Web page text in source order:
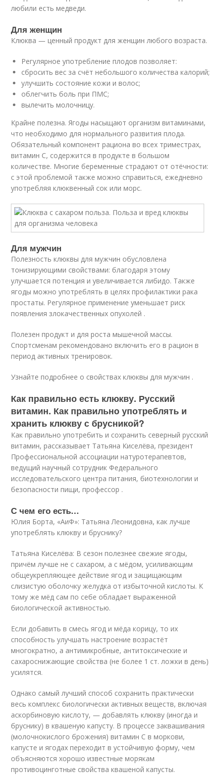
любили есть медведи.
Для женщин
Клюква — ценный продукт для женщин любого возраста.
Регулярное употребление плодов позволяет:
сбросить вес за счёт небольшого количества калорий;
улучшить состояние кожи и волос;
облегчить боль при ПМС;
вылечить молочницу.
Крайне полезна. Ягоды насыщают организм витаминами,
что необходимо для нормального развития плода.
Обязательный компонент рациона во всех триместрах,
витамин С, содержится в продукте в большом
количестве. Многие беременные страдают от отёчности:
с этой проблемой также можно справиться, ежедневно
употребляя клюквенный сок или морс.
Для мужчин
Полезность клюквы для мужчин обусловлена
тонизирующими свойствами: благодаря этому
улучшается потенция и увеличивается либидо. Также
ягоды можно употреблять в целях профилактики рака
простаты. Регулярное применение уменьшает риск
появления злокачественных опухолей .
Полезен продукт и для роста мышечной массы.
Спортсменам рекомендовано включить его в рацион в
период активных тренировок.
Узнайте подробнее о свойствах клюквы для мужчин .
Как правильно есть клюкву. Русский
витамин. Как правильно употреблять и
хранить клюкву с брусникой?
Как правильно употребить и сохранить северный русский
витамин, рассказывает Татьяна Киселёва, президент
Профессиональной ассоциации натуротерапевтов,
ведущий научный сотрудник Федерального
исследовательского центра питания, биотехнологии и
безопасности пищи, профессор .
С чем его есть…
Юлия Борта, «АиФ»: Татьяна Леонидовна, как лучше
употреблять клюкву и бруснику?
Татьяна Киселёва: В сезон полезнее свежие ягоды,
причём лучше не с сахаром, а с мёдом, усиливающим
общеукрепляющее действие ягод и защищающим
слизистую оболочку желудка от избыточной кислоты. К
тому же мёд сам по себе обладает выраженной
биологической активностью.
Если добавить в смесь ягод и мёда корицу, то их
способность улучшать настроение возрастёт
многократно, а антимикробные, антитоксические и
сахароснижающие свойства (не более 1 ст. ложки в день)
усилятся.
Однако самый лучший способ сохранить практически
весь комплекс биологически активных веществ, включая
аскорбиновую кислоту, — добавлять клюкву (иногда и
бруснику) в квашеную капусту. В процессе заквашивания
(молочнокислого брожения) витамин С в моркови,
капусте и ягодах переходит в устойчивую форму, чем
объясняются хорошо известные морякам
противоцинготные свойства квашеной капусты.